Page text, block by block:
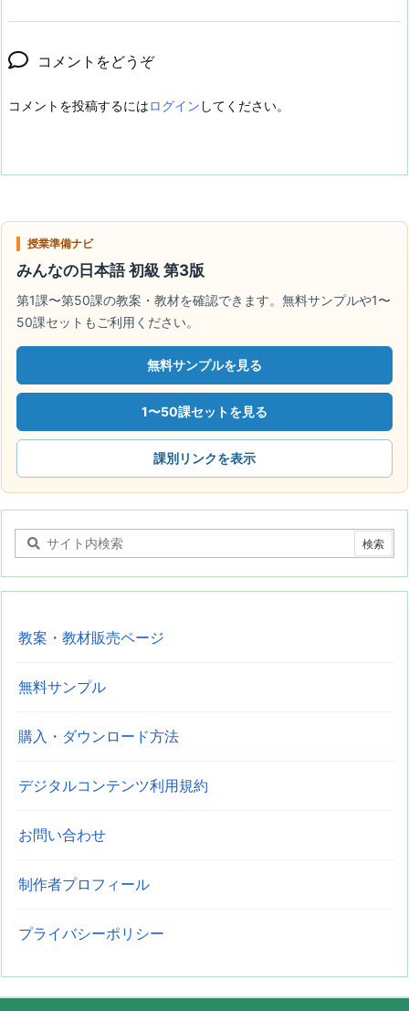
コメントをどうぞ
コメントを投稿するにはログイン してください。
授業準備ナビ
みんなの日本語 初級 第3版
第1課〜第50課の教案・教材を確認できます。無料サンプルや1〜
50課セットもご利用ください。
無料サンプルを見る
1〜50課セットを見る
課別リンクを表示
教案・教材販売ページ
無料サンプル
購入・ダウンロード方法
デジタルコンテンツ利用規約
お問い合わせ
制作者プロフィール
プライバシーポリシー